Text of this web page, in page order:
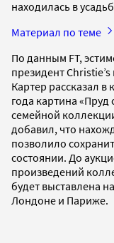
находилась в
Материал по теме
По данным FT,
президент Christie’s
Картер рассказал
года картина
семейной
добавил, что
позволило
состоянии. До
произведений
будет выставлена
Лондоне и Париже.